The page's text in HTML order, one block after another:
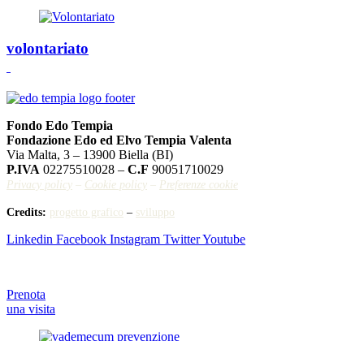
volontariato
Fondo Edo Tempia
Fondazione Edo ed Elvo Tempia Valenta
Via Malta, 3 – 13900 Biella (BI)
P.IVA 02275510028 – C.F 90051710029
Privacy policy – Cookie policy – Preferenze cookie
Credits: progetto grafico – sviluppo
Linkedin Facebook Instagram TwitterYoutube
Prenota
una visita